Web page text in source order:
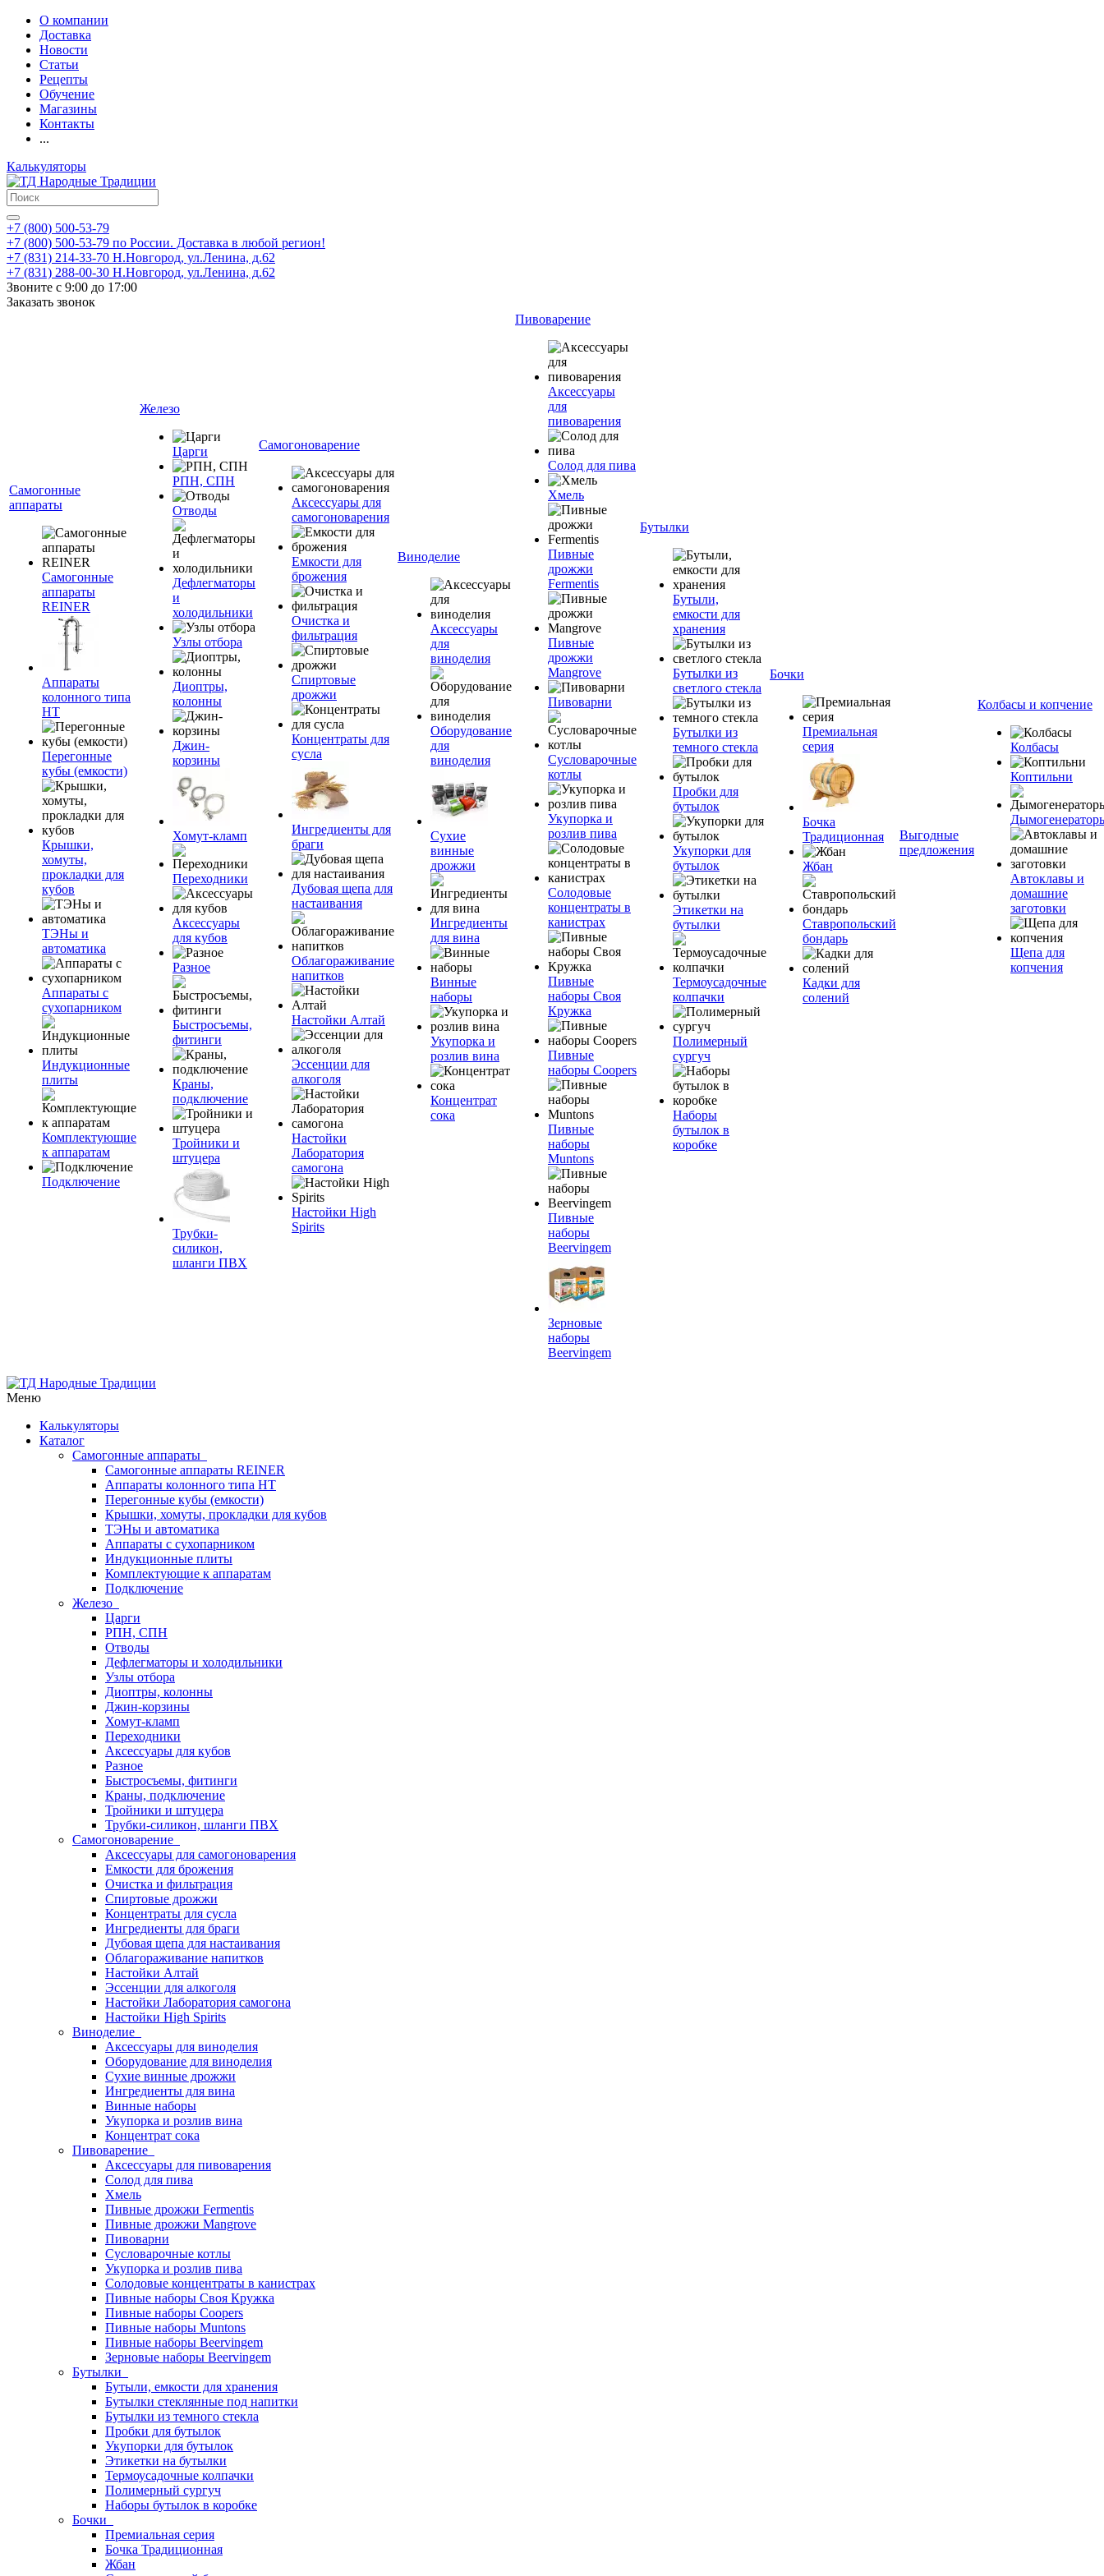
О компании
Доставка
Новости
Статьи
Рецепты
Обучение
Магазины
Контакты
...
Калькуляторы
+7 (800) 500-53-79
+7 (800) 500-53-79 по России. Доставка в любой регион!
+7 (831) 214-33-70 Н.Новгород, ул.Ленина, д.62
+7 (831) 288-00-30 Н.Новгород, ул.Ленина, д.62
Звоните с 9:00 до 17:00
Заказать звонок
Самогонные
аппараты
Самогонные
аппараты
REINER
Аппараты
колонного типа
НТ
Перегонные
кубы (емкости)
Крышки,
хомуты,
прокладки для
кубов
ТЭНы и
автоматика
Аппараты с
сухопарником
Индукционные
плиты
Комплектующие
к аппаратам
Подключение
Железо
Царги
РПН, СПН
Отводы
Дефлегматоры
и
холодильники
Узлы отбора
Диоптры,
колонны
Джин-
корзины
Хомут-кламп
Переходники
Аксессуары
для кубов
Разное
Быстросъемы,
фитинги
Краны,
подключение
Тройники и
штуцера
Трубки-
силикон,
шланги ПВХ
Самогоноварение
Аксессуары для
самогоноварения
Емкости для
брожения
Очистка и
фильтрация
Спиртовые
дрожжи
Концентраты для
сусла
Ингредиенты для
браги
Дубовая щепа для
настаивания
Облагораживание
напитков
Настойки Алтай
Эссенции для
алкоголя
Настойки
Лаборатория
самогона
Настойки High
Spirits
Виноделие
Аксессуары
для
виноделия
Оборудование
для
виноделия
Сухие
винные
дрожжи
Ингредиенты
для вина
Винные
наборы
Укупорка и
розлив вина
Концентрат
сока
Пивоварение
Аксессуары
для
пивоварения
Солод для пива
Хмель
Пивные
дрожжи
Fermentis
Пивные
дрожжи
Mangrove
Пивоварни
Сусловарочные
котлы
Укупорка и
розлив пива
Солодовые
концентраты в
канистрах
Пивные
наборы Своя
Кружка
Пивные
наборы Coopers
Пивные
наборы
Muntons
Пивные
наборы
Beervingem
Зерновые
наборы
Beervingem
Бутылки
Бутыли,
емкости для
хранения
Бутылки из
светлого стекла
Бутылки из
темного стекла
Пробки для
бутылок
Укупорки для
бутылок
Этикетки на
бутылки
Термоусадочные
колпачки
Полимерный
сургуч
Наборы
бутылок в
коробке
Бочки
Премиальная
серия
Бочка
Традиционная
Жбан
Ставропольский
бондарь
Кадки для
солений
Выгодные
предложения
Колбасы и копчение
Колбасы
Коптильни
Автоклавы и
домашние
заготовки
Щепа для
копчения
Меню
Калькуляторы
Каталог
Самогонные аппараты
Самогонные аппараты REINER
Аппараты колонного типа НТ
Перегонные кубы (емкости)
Крышки, хомуты, прокладки для кубов
ТЭНы и автоматика
Аппараты с сухопарником
Индукционные плиты
Комплектующие к аппаратам
Подключение
Железо
Царги
РПН, СПН
Отводы
Дефлегматоры и холодильники
Узлы отбора
Диоптры, колонны
Джин-корзины
Хомут-кламп
Переходники
Аксессуары для кубов
Разное
Быстросъемы, фитинги
Краны, подключение
Тройники и штуцера
Трубки-силикон, шланги ПВХ
Самогоноварение
Аксессуары для самогоноварения
Емкости для брожения
Очистка и фильтрация
Спиртовые дрожжи
Концентраты для сусла
Ингредиенты для браги
Дубовая щепа для настаивания
Облагораживание напитков
Настойки Алтай
Эссенции для алкоголя
Настойки Лаборатория самогона
Настойки High Spirits
Виноделие
Аксессуары для виноделия
Оборудование для виноделия
Сухие винные дрожжи
Ингредиенты для вина
Винные наборы
Укупорка и розлив вина
Концентрат сока
Пивоварение
Аксессуары для пивоварения
Солод для пива
Хмель
Пивные дрожжи Fermentis
Пивные дрожжи Mangrove
Пивоварни
Сусловарочные котлы
Укупорка и розлив пива
Солодовые концентраты в канистрах
Пивные наборы Своя Кружка
Пивные наборы Coopers
Пивные наборы Muntons
Пивные наборы Beervingem
Зерновые наборы Beervingem
Бутылки
Бутыли, емкости для хранения
Бутылки стеклянные под напитки
Бутылки из темного стекла
Пробки для бутылок
Укупорки для бутылок
Этикетки на бутылки
Термоусадочные колпачки
Полимерный сургуч
Наборы бутылок в коробке
Бочки
Премиальная серия
Бочка Традиционная
Жбан